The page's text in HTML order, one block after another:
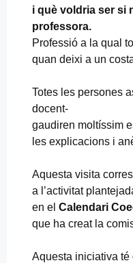
i què voldria ser si
professora.
Professió a la qual
quan deixi a un
Totes les persones
docent-
gaudiren moltíssim
les explicacions i
Aquesta visita
a l’activitat
en el Calendari
que ha creat la
Aquesta iniciativa té